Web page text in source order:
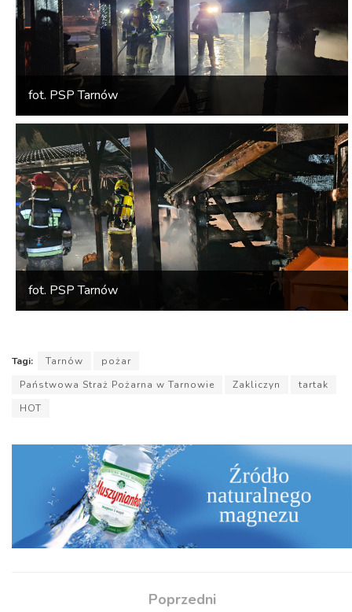
fot. PSP Tarnów
fot. PSP Tarnów
Tagi: Tarnów
pożar
Państwowa Straż Pożarna w Tarnowie
Zakliczyn
tartak
HOT
Poprzedni